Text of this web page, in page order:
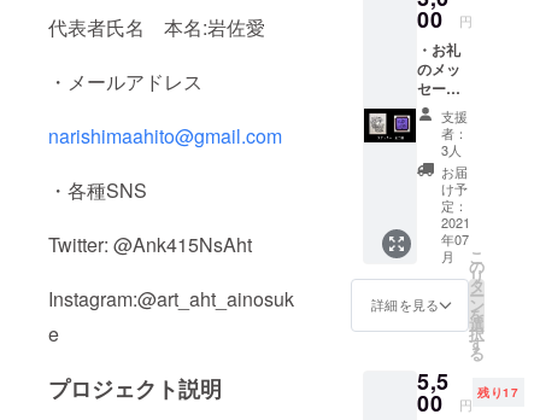
代表者氏名 本名:岩佐愛
・メールアドレス
narishimaahito@gmail.com
・各種SNS
Twitter: @Ank415NsAht
Instagram:@art_aht_ainosuk
e
プロジェクト説明
00 円
・お礼
のメッ
セージ
（手書
き） ・
オリジ
ナルス
テッ
カー2枚
(全種)
・ポス
トカー
ド1枚
(全2
種・ラ
ンダム)
支援
者：
3人
お届
け予
定：
2021
年07
月
詳細を見る
こ
の
リ
タ
ー
ン
を
選
択
す
る
5,5
00 円
残り17